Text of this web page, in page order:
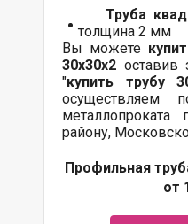
Труба
толщина 2 мм
Вы можете
30х30х2 оставив
"купить трубу
осуществляем
району,
Профильная
от